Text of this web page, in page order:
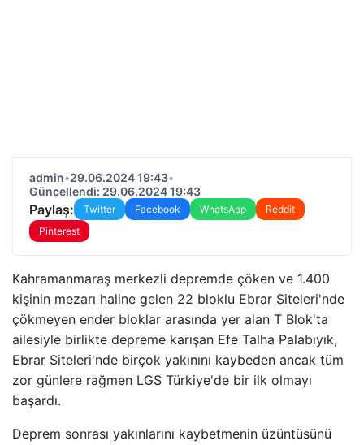
admin•29.06.2024 19:43•
Güncellendi: 29.06.2024 19:43
Paylaş: Twitter Facebook WhatsApp
Reddit
Pinterest
Kahramanmaraş merkezli depremde çöken ve 1.400
kişinin mezarı haline gelen 22 bloklu Ebrar Siteleri'nde
çökmeyen ender bloklar arasında yer alan T Blok'ta
ailesiyle birlikte depreme karışan Efe Talha Palabıyık,
Ebrar Siteleri'nde birçok yakınını kaybeden ancak tüm
zor günlere rağmen LGS Türkiye'de bir ilk olmayı
başardı.
Deprem sonrası yakınlarını kaybetmenin üzüntüsünü